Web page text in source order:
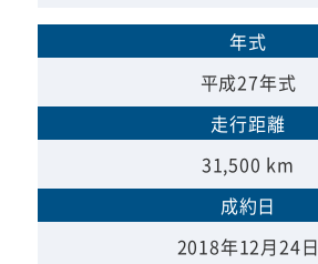
年式
平成27年式
走行距離
31,500 km
成約日
2018年12月24日